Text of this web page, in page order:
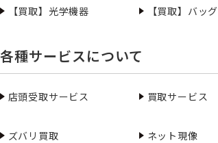
【買取】光学機器
【買取】バッグ
各種サービスについて
店頭受取サービス 買取サービス
ズバリ買取 ネット現像